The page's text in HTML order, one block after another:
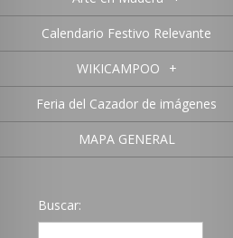
Calendario Festivo Relevante
WIKICAMPOO +
Feria del Cazador de imágenes
MAPA GENERAL
Buscar: